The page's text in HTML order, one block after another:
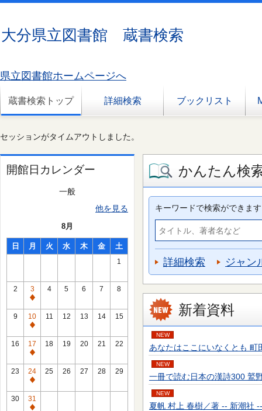
大分県立図書館 蔵書検索
県立図書館ホームページへ
蔵書検索トップ 詳細検索 ブックリスト
セッションがタイムアウトしました。
開館日カレンダー
一般
他を見る
8月
日 月 火 水 木 金 土
1
2
3
通
常
休
館
日
4 5 6 7 8
9
10
通
常
休
館
日
11 12 13 14 15
16
17
通
常
休
館
日
18 19 20 21 22
23
24
通
常
休
25 26 27 28 29
30
31
かんたん検
キーワードで検索ができます
詳細検索 ジャン
新着資料
NEW
あなたはここにいなくとも
NEW
一冊で読む日本の漢詩300 鷲
NEW
夏帆 村上 春樹／著 -- 新潮社